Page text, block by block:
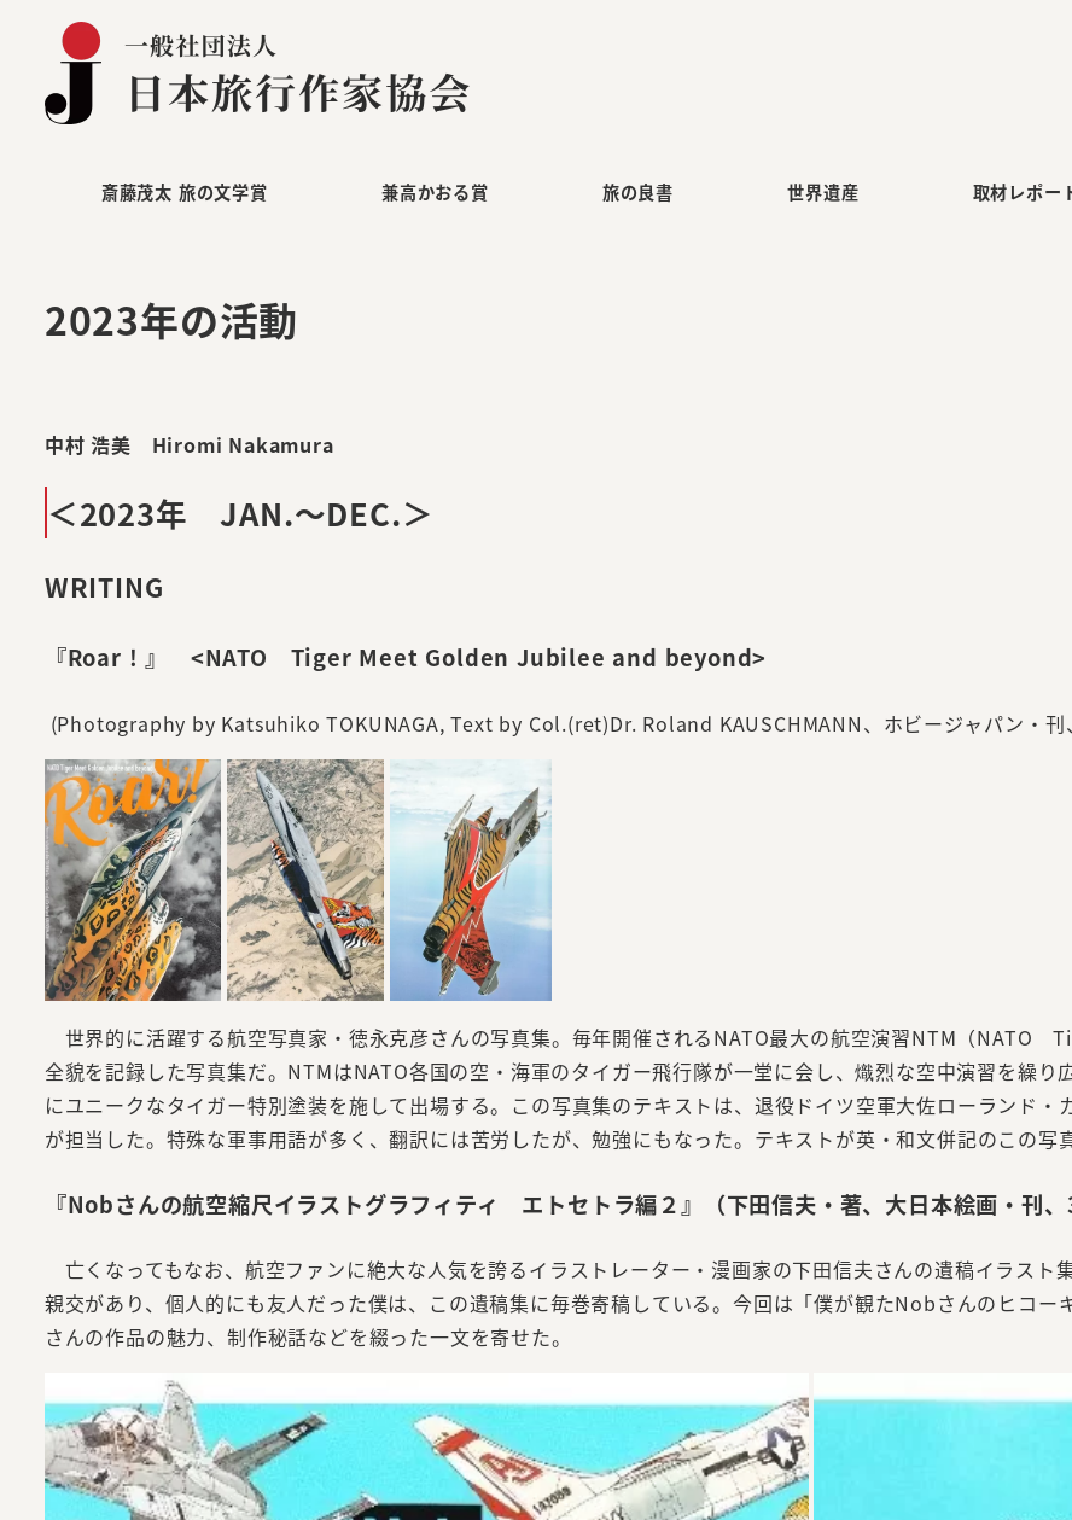
斎藤茂太 旅の文学賞 兼高かおる賞 旅の良書 世界遺産 取材レポー
2023年の活動
中村 浩美 Hiromi Nakamura
＜2023年 JAN.～DEC.＞
WRITING
『Roar ! 』 <NATO Tiger Meet Golden Jubilee and beyond>
(Photography by Katsuhiko TOKUNAGA, Text by Col.(ret)Dr. Roland KAUSCHMANN、ホビージャパン・
世界的に活躍する航空写真家・徳永克彦さんの写真集。毎年開催されるNATO最大の航空演習NTM（NATO
全貌を記録した写真集だ。NTMはNATO各国の空・海軍のタイガー飛行隊が一堂に会し、熾烈な空中演習を繰
にユニークなタイガー特別塗装を施して出場する。この写真集のテキストは、退役ドイツ空軍大佐ローランド
が担当した。特殊な軍事用語が多く、翻訳には苦労したが、勉強にもなった。テキストが英・和文併記のこの写
『Nobさんの航空縮尺イラストグラフィティ エトセトラ編２』（下田信夫・著、大日本絵画・刊、
亡くなってもなお、航空ファンに絶大な人気を誇るイラストレーター・漫画家の下田信夫さんの遺稿イラス
親交があり、個人的にも友人だった僕は、この遺稿集に毎巻寄稿している。今回は「僕が観たNobさんのヒコ
さんの作品の魅力、制作秘話などを綴った一文を寄せた。